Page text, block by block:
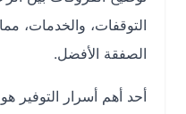
التوقفات، والخدمات، مما
الصفقة الأفضل.
أحد أهم أسرار التوفير هو